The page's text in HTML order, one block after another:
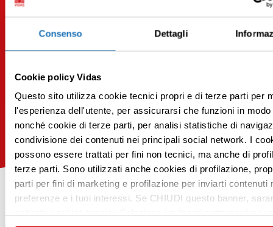
Consenso Dettagli
Cookie policy Vidas
Questo sito utilizza cookie tecnici propri e di terze parti per
l'esperienza dell'utente, per assicurarsi che funzioni in
nonché cookie di terze parti, per analisi statistiche di
condivisione dei contenuti nei principali social network. I
possono essere trattati per fini non tecnici, ma anche di
terze parti. Sono utilizzati anche cookies di profilazione,
parti per fini di marketing e profilazione per inviarti contenuti
preferenze e i tuoi interessi. Se CHIUDI questo banner,
04.11.2015 | Cultura
“Il corpo segreto”, una storia di malattia molto
Leggi tutto
Premi INVIO per cercare